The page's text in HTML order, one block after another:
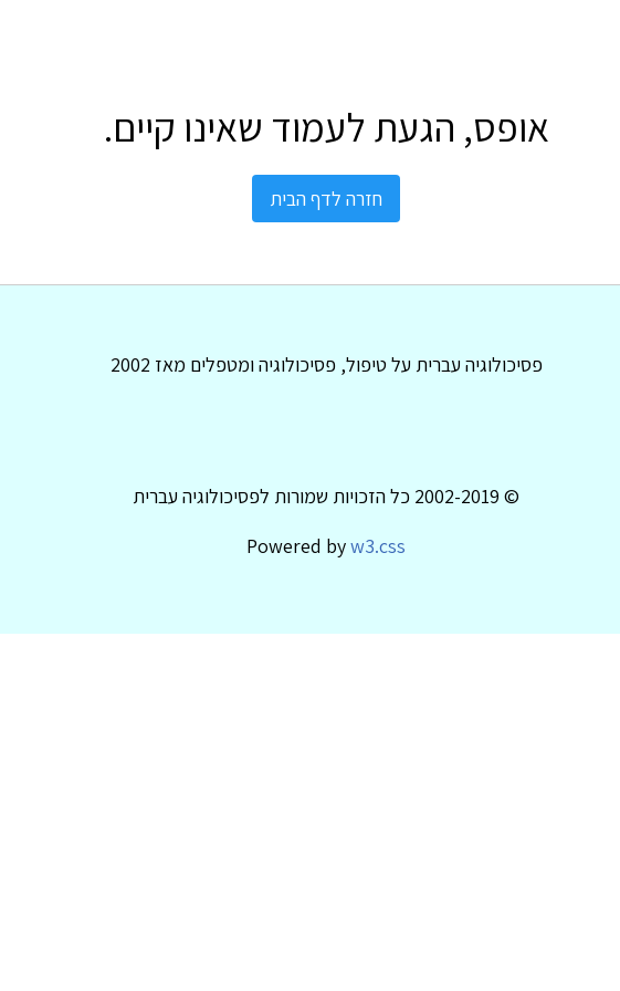
אופס, הגעת לעמוד שאינו קיים.
חזרה לדף הבית
פסיכולוגיה עברית על טיפול, פסיכולוגיה ומטפלים מאז 2002
© 2002-2019 כל הזכויות שמורות לפסיכולוגיה עברית
Powered byw3.css